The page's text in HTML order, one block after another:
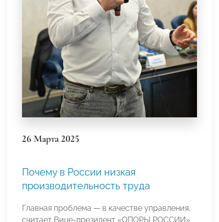
26 Марта 2025
Почему в России низкая
производительность труда
Главная проблема — в качестве управления,
считает Вице-президент «ОПОРЫ РОССИИ»